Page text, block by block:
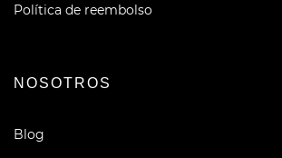
Política de reembolso
NOSOTROS
Blog